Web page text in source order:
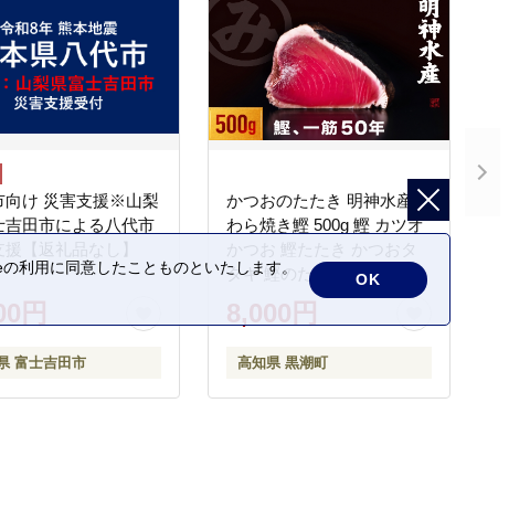
向け 災害支援※山梨
吉田市による八代市
援【返礼品なし】
円
富士吉田市
かつおのたたき 明神水産
わら焼き鰹 500g 鰹 カツオ
かつお 鰹たたき かつおタ
タキ 鰹のたたき かつおの
タタキ 藁焼き わら焼き 魚
さかな 海鮮 刺身 お刺身 冷
ご当地 本場 高知 黒潮町 ギ
フト 贈答品 人気 返礼品 ふ
8,000円
高知県 黒潮町
利用に同意したことものといたします。
OK